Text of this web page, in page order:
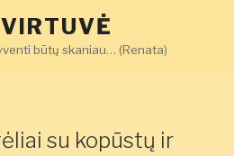
būtų skaniau… (Renata)
su kopūstų ir